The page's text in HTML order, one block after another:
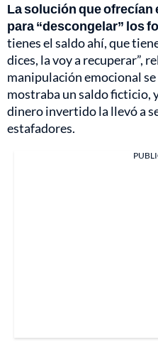
La solución que ofrecían
para “descongelar” los
tienes el saldo ahí, que
dices, la voy a recuperar”,
manipulación emocional
mostraba un saldo ficticio,
dinero invertido la llevó a
estafadores.